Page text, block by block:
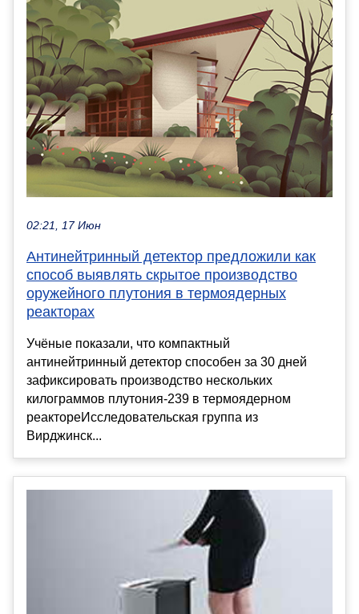
02:21, 17 Июн
Антинейтринный детектор предложили как
способ выявлять скрытое производство
оружейного плутония в термоядерных
реакторах
Учёные показали, что компактный
антинейтринный детектор способен за 30 дней
зафиксировать производство нескольких
килограммов плутония-239 в термоядерном
реактореИсследовательская группа из
Вирджинск...